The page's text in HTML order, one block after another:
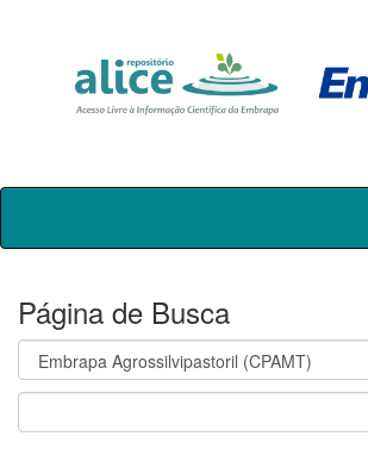
Skip
Página de Busca